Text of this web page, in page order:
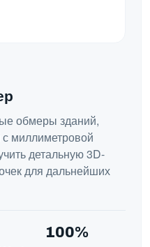
обмеры зданий,
миллиметровой
детальную 3D-
для дальнейших
100%